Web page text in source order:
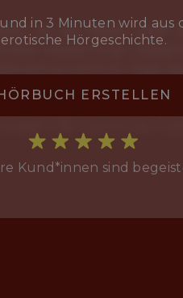
in 3 Minuten wird aus
erotische Hörgeschichte.
ERSTELLEN
Kund*innen sind